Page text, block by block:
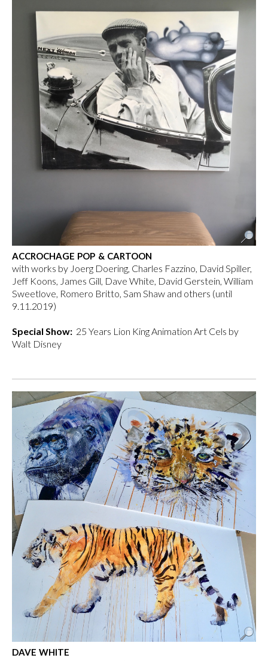
ACCROCHAGE POP & CARTOON
with works by Joerg Doering, Charles Fazzino, David Spiller,
Jeff Koons, James Gill, Dave White, David Gerstein, William
Sweetlove, Romero Britto, Sam Shaw and others (until
9.11.2019)
Special Show: 25 Years Lion King Animation Art Cels by
Walt Disney
DAVE WHITE